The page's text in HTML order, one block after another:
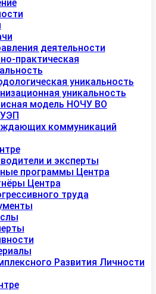
деятельности
практическая
уникальность
уникальность
модель НОЧУ ВО
коммуникаций
и эксперты
программы Центра
Центра
труда
Развития Личности